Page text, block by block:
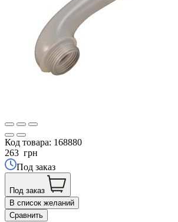
Код товара: 168880
263 грн
Под заказ
Под заказ
В список желаний
Сравнить